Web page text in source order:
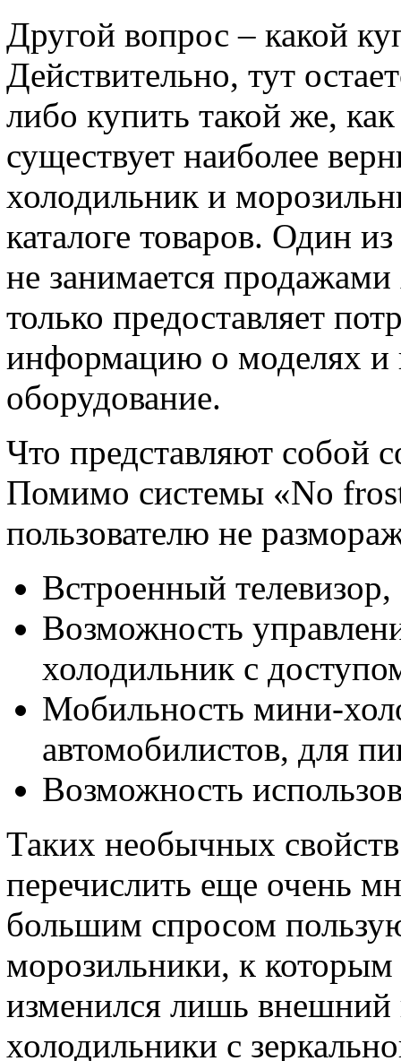
Другой вопрос – какой
Действительно, тут
либо купить такой же,
существует наиболее
холодильник и
каталоге товаров. Один
не занимается
только предоставляет
информацию о моделях и
оборудование.
Что представляют собой
Помимо системы «No
пользователю не
Встроенный телевизор,
Возможность
холодильник с
Мобильность мини-
автомобилистов, для
Возможность
Таких необычных
перечислить еще очень
большим спросом
морозильники, к
изменился лишь
холодильники с